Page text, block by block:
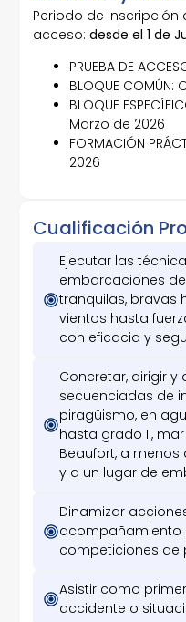
Periodo de
acceso: desde el 1 de
PRUEBA DE
BLOQUE
BLOQUE
Marzo de 2026
FORMACIÓN
2026
Cualificación
Ejecutar las
embarcaciones
tranquilas, bravas
vientos hasta
con eficacia y
Concretar, dirigir y
secuenciadas de
piragüismo, en
hasta grado II,
Beaufort, a
y a un lugar de
Dinamizar
acompañamiento
competiciones de
Asistir como
accidente o